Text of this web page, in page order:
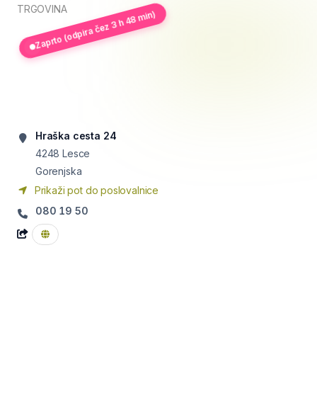
TRGOVINA
Zaprto (odpira čez 3 h 48 min)
Hraška cesta 24
4248 Lesce
Gorenjska
Prikaži pot do poslovalnice
080 19 50